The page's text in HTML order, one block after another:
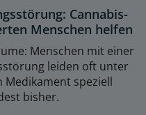
Cannabis-
Menschen helfen
Menschen mit einer
leiden oft unter
Medikament speziell
bisher.